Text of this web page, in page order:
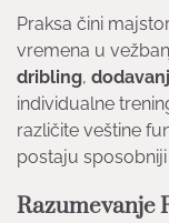
Praksa čini
vremena u
dribling,
individualne
različite veštine
postaju
Razumevanje